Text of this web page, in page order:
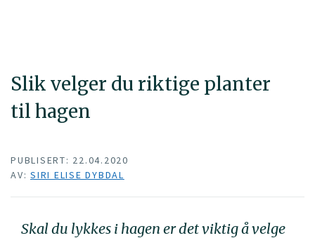
Slik velger du riktige planter
til hagen
PUBLISERT: 22.04.2020
AV: SIRI ELISE DYBDAL
Skal du lykkes i hagen er det viktig å velge